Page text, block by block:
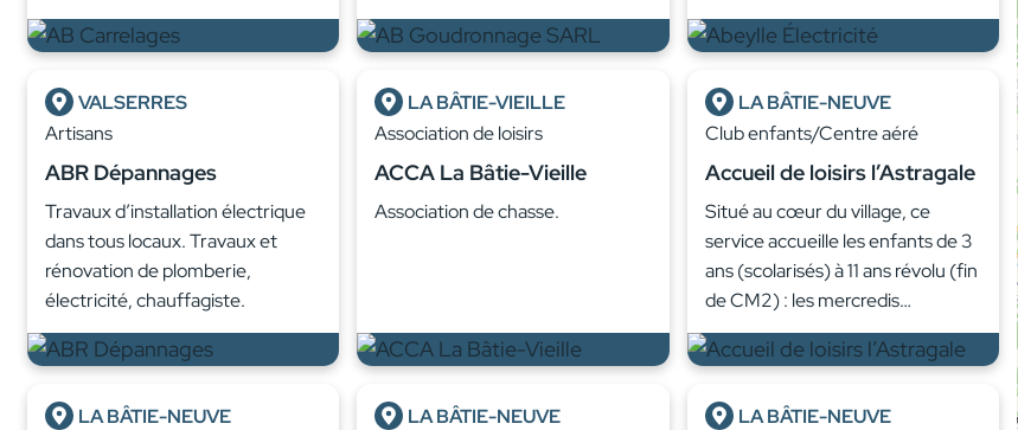
VALSERRES
Artisans
ABR Dépannages
Travaux d’installation électrique
dans tous locaux. Travaux et
rénovation de plomberie,
électricité, chauffagiste.
LA BÂTIE-VIEILLE
Association de loisirs
ACCA La Bâtie-Vieille
Association de chasse.
LA BÂTIE-NEUVE
Club enfants/Centre aéré
Accueil de loisirs l’Astragale
Situé au cœur du village, ce
service accueille les enfants de 3
ans (scolarisés) à 11 ans révolu (fin
de CM2) : les mercredis…
LA BÂTIE-NEUVE
LA BÂTIE-NEUVE
LA BÂTIE-NEUVE